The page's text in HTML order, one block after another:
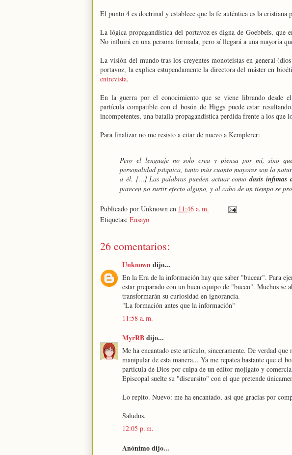
El punto 4 es doctrinal y establece que la fe auténtica es la
La lógica propagandística del portavoz es digna de Goebbels, que
No influirá en una persona formada, pero sí llegará a una mayoría
La visión del mundo tras los creyentes monoteístas en general
portavoz, la explica estupendamente la directora del máster en
entrevista.
En la guerra por el conocimiento que se viene librando desde
partícula compatible con el bosón de Higgs puede estar
incompetentes, una batalla propagandística perdida frente a los que
Para finalizar no me resisto a citar de nuevo a Kemplerer:
Pero el lenguaje no solo crea y piensa por mi, sino
personalidad psíquica, tanto más cuanto mayores son la
a él. […] Las palabras pueden actuar comodosis ínfimas
parecen no surtir efecto alguno, y al cabo de un tiempo se
Publicado por Unknown en 11:46 a. m.
Etiquetas: Ensayo
26 comentarios:
Unknowndijo...
En la Era de la información hay que saber "bucear". Para
estar preparado con un buen equipo de "buceo". Muchos se
transformarán su curiosidad en ignorancia.
"La formación antes que la información"
11:58 a. m.
MyrRBdijo...
Me ha encantado este artículo, sinceramente. De verdad
manipular de esta manera... Ya me repatea bastante que el
partícula de Dios por culpa de un editor mojigato y
Episcopal suelte su "discursito" con el que pretende
Lo repito. Nuevo: me ha encantado, así que gracias por
Saludos.
12:05 p. m.
Anónimo dijo...